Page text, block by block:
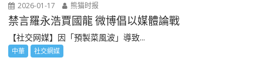
2026-01-17 熊猫时报
禁言羅永浩賈國龍 微博倡以媒體論戰
【社交网媒】因「預製菜風波」導致...
中華 社交網媒